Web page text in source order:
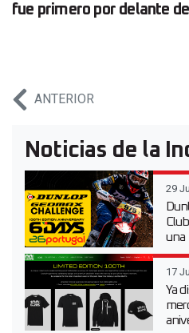
fue primero por delante
ANTERIOR
Noticias de la
29
una
17
Ya